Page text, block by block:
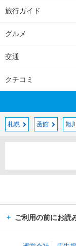
旅行ガイド
グルメ
交通
クチコミ
札幌 函館 旭川
ご利用の前にお読